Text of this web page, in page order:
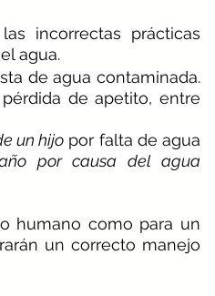
incorrectas prácticas
agua.
de agua contaminada.
de apetito, entre
un hijo por falta de agua
por causa del agua
humano como para un
un correcto manejo